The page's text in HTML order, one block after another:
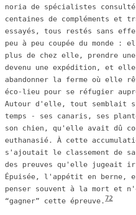
noria de spécialistes
centaines de compléments et
essayés, tous restés sans
peu à peu coupée du monde :
plus de chez elle, prendre
devenu une expédition, et
abandonner la ferme où elle
éco-lieu pour se réfugier
Autour d'elle, tout semblait
temps - ses canaris, ses
son chien, qu'elle avait dû
euthanasié. À cette
s'ajoutait le classement de
des preuves qu'elle jugeait
Épuisée, l'appétit en berne,
penser souvent à la mort et
“gagner” cette épreuve. 72